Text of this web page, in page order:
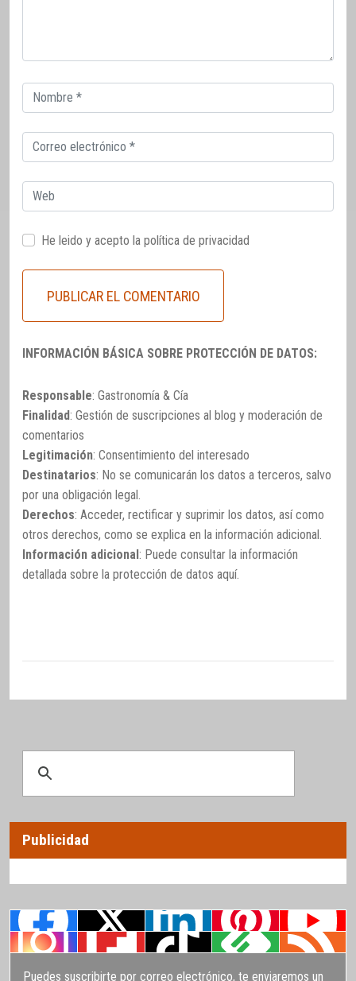
Correo
electrónico
Correo
electrónico
Web
He leido y acepto la política de privacidad
INFORMACIÓN BÁSICA SOBRE PROTECCIÓN DE DATOS:
Responsable: Gastronomía & Cía
Finalidad: Gestión de suscripciones al blog y moderación de
comentarios
Legitimación: Consentimiento del interesado
Destinatarios: No se comunicarán los datos a terceros, salvo
por una obligación legal.
Derechos: Acceder, rectificar y suprimir los datos, así como
otros derechos, como se explica en la información adicional.
Información adicional: Puede consultar la información
detallada sobre la protección de datos aquí.
Publicidad
Puedes suscribirte por correo electrónico, te enviaremos un